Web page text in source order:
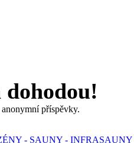
příspěvky.
- SAUNY -